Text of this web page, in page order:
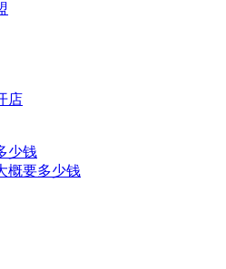
店
少钱
概要多少钱